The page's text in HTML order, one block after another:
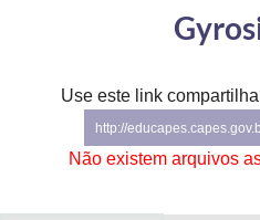
Use este link
http://
Não existem arquivos